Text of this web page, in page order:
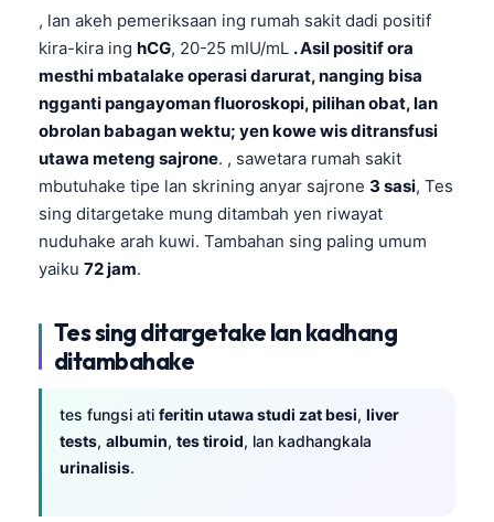
, lan akeh pemeriksaan ing rumah sakit dadi positif
kira-kira ing hCG, 20-25 mIU/mL . Asil positif ora
mesthi mbatalake operasi darurat, nanging bisa
ngganti pangayoman fluoroskopi, pilihan obat, lan
obrolan babagan wektu; yen kowe wis ditransfusi
utawa meteng sajrone. , sawetara rumah sakit
mbutuhake tipe lan skrining anyar sajrone 3 sasi, Tes
sing ditargetake mung ditambah yen riwayat
nuduhake arah kuwi. Tambahan sing paling umum
yaiku 72 jam.
Tes sing ditargetake lan kadhang
ditambahake
tes fungsi ati feritin utawa studi zat besi, liver
tests, albumin, tes tiroid, lan kadhangkala
urinalisis.
Magyar
Shqip
বাংলা
اردو
తెలుగు
தமிழ்
ગુજરાતી
ಕನ್ನಡ
മലയാളം
Bahasa Melayu
Tiếng Việt
Tagalog